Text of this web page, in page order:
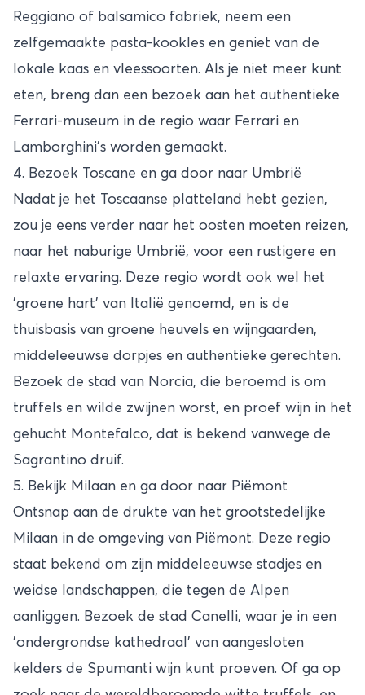
Reggiano of balsamico fabriek, neem een
zelfgemaakte pasta-kookles en geniet van de
lokale kaas en vleessoorten. Als je niet meer kunt
eten, breng dan een bezoek aan het authentieke
Ferrari-museum in de regio waar Ferrari en
Lamborghini's worden gemaakt.
4. Bezoek Toscane en ga door naar Umbrië
Nadat je het Toscaanse platteland
hebt gezien,
zou je eens verder naar het oosten moeten reizen,
naar het naburige Umbrië, voor een rustigere en
relaxte ervaring. Deze regio wordt ook wel het
'groene hart' van Italië genoemd, en is de
thuisbasis van groene heuvels en wijngaarden,
middeleeuwse dorpjes en authentieke gerechten.
Bezoek de stad van Norcia, die beroemd is om
truffels en wilde zwijnen worst, en proef wijn in het
gehucht Montefalco, dat is bekend vanwege de
Sagrantino druif.
5. Bekijk Milaan en ga door naar Piëmont
Ontsnap aan de drukte van het grootstedelijke
Milaan in de omgeving van Piëmont. Deze regio
staat bekend om zijn middeleeuwse stadjes en
weidse landschappen, die tegen de Alpen
aanliggen. Bezoek de stad Canelli, waar je in een
'ondergrondse kathedraal' van aangesloten
kelders de Spumanti wijn kunt proeven. Of ga op